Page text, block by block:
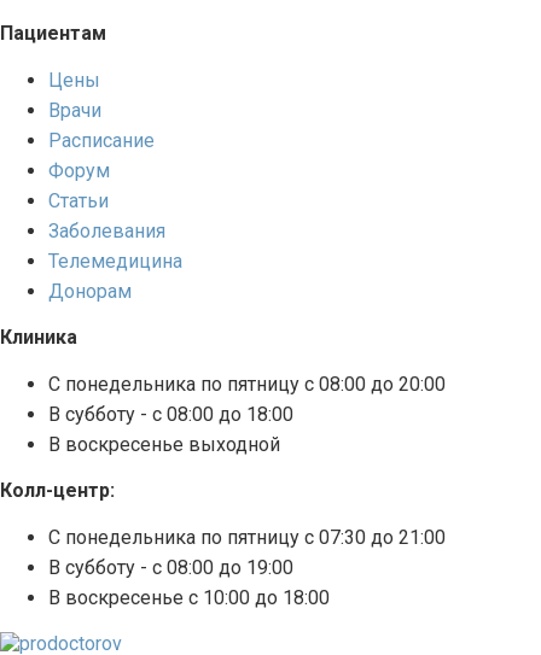
Пациентам
Цены
Врачи
Расписание
Форум
Статьи
Заболевания
Телемедицина
Донорам
Клиника
С понедельника по пятницу с 08:00 до 20:00
В субботу - с 08:00 до 18:00
В воскресенье выходной
Колл-центр:
С понедельника по пятницу с 07:30 до 21:00
В субботу - с 08:00 до 19:00
В воскресенье с 10:00 до 18:00